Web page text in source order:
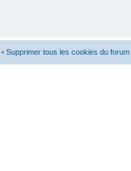
• Supprimer tous les cookies du forum